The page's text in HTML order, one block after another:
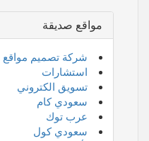
مواقع صديقة
شركة تصميم مواقع
استشارات
تسويق الكتروني
سعودي كام
عرب توك
سعودي كول